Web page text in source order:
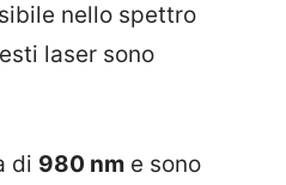
nello spettro
laser sono
di 980 nm e sono